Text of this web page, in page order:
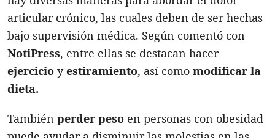
articular crónico, las cuales deben de ser hechas
bajo supervisión médica. Según comentó con
NotiPress, entre ellas se destacan hacer
ejercicio yestiramiento, así como modificar la
dieta.
También perder peso en personas con obesidad